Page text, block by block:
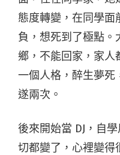
態度轉變，在同學面
負，想死到了極點。
鄉，不能回家，家人
一個人格，醉生夢死
遂兩次。
後來開始當 DJ，自
切都變了，心裡變得